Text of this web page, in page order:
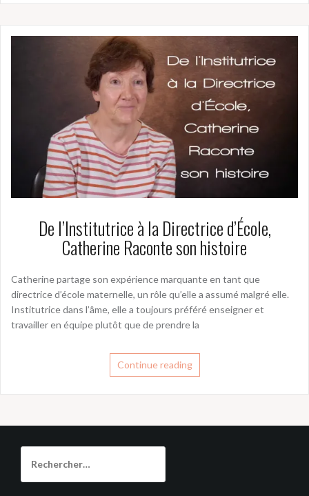
De l’Institutrice à la Directrice d’École,
Catherine Raconte son histoire
Catherine partage son expérience marquante en tant que
directrice d’école maternelle, un rôle qu’elle a assumé malgré elle.
Institutrice dans l’âme, elle a toujours préféré enseigner et
travailler en équipe plutôt que de prendre la
Continue reading